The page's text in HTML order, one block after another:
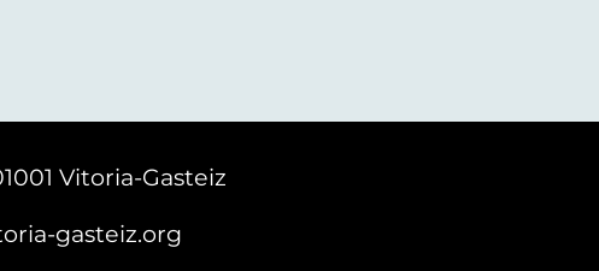
Vitoria-Gasteiz
gasteiz.org